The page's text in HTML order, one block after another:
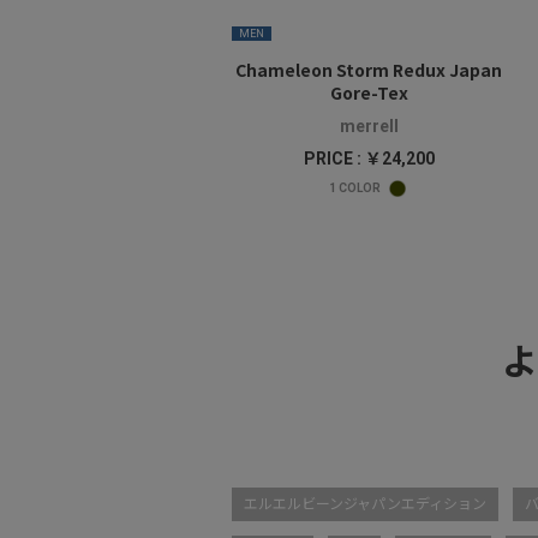
MEN
Chameleon Storm Redux Japan
Gore-Tex
merrell
PRICE : ￥24,200
1 COLOR
エルエルビーンジャパンエディション